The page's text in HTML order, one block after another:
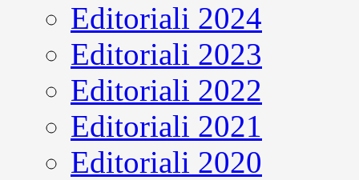
Editoriali 2024
Editoriali 2023
Editoriali 2022
Editoriali 2021
Editoriali 2020